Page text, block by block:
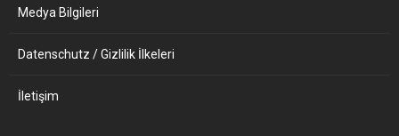
Medya Bilgileri
Datenschutz / Gizlilik İlkeleri
İletişim